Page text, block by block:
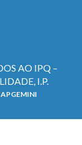
AO IPQ –
I.P.